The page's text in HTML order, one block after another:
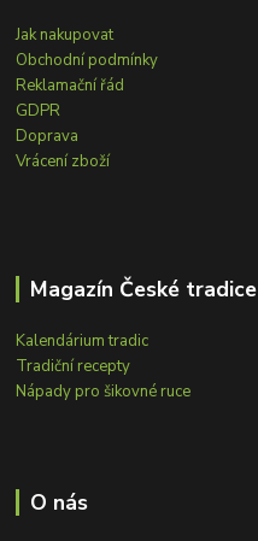
Jak nakupovat
Obchodní podmínky
Reklamační řád
GDPR
Doprava
Vrácení zboží
Magazín České tradice
Kalendárium tradic
Tradiční recepty
Nápady pro šikovné ruce
O nás